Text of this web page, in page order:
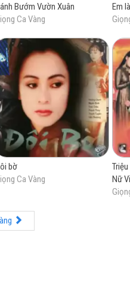
Bướm Vườn Xuân
Ca Vàng
Em
bờ
Ca Vàng
Nữ